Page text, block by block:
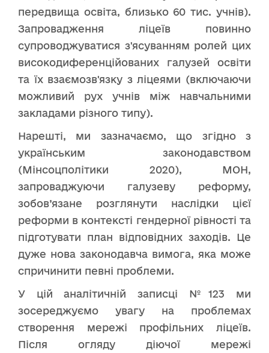
передвища освіта, близько 60 тис. учнів).
Запровадження ліцеїв повинно
супроводжуватися з'ясуванням ролей цих
високодиференційованих галузей освіти
та їх взаємозв'язку з ліцеями (включаючи
можливий рух учнів між навчальними
закладами різного типу).
Нарешті, ми зазначаємо, що згідно з
українським законодавством
(Мінсоцполітики 2020), МОН,
запроваджуючи галузеву реформу,
зобов’язане розглянути наслідки цієї
реформи в контексті гендерної рівності та
підготувати план відповідних заходів. Це
дуже нова законодавча вимога, яка може
спричинити певні проблеми.
У цій аналітичній записці №123 ми
зосереджуємо увагу на проблемах
створення мережі профільних ліцеїв.
Після огляду діючої мережі